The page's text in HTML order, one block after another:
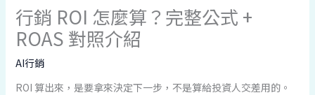
行銷 ROI 怎麼算？完整公式 +
ROAS 對照介紹
AI行銷
ROI 算出來，是要拿來決定下一步，不是算給投資人交差用的。